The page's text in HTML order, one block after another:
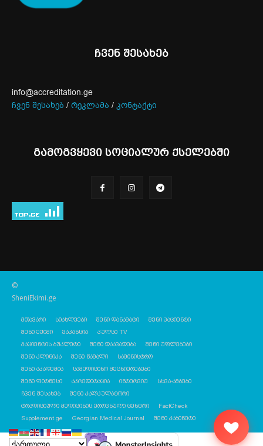
ჩვენ შესახებ
info@accreditation.ge
ჩვენ შესახებ / რეკლამა / კონტაქტი
გამოგვყევი სოციალურ ქსელებში
©
SheniEkimi.ge
მთავარი სიახლეები შენი დანამატი
შენი პაციენტი
შენი ექიმი
ვაკანსია
პულსი TV
პაციენტის ბუკლეტი
შენი დაავადება
შენი უფლებები
შენი კლინიკა
შენი წამალი
სამინისტრო
შენი აკადემია
სამედიცინო მეცნიერებები
შენი ფიტნესი
აკრედიტაცია ინტერვიუ
სხვა-ამბები
ჩვენ შესახებ
შენი კალკულატორი
ტრადიციული მედიცინის ეროვნული ცენტრი
FactCheck
Supplement.ge
Georgian Medical Journal შენი კაბინეტი